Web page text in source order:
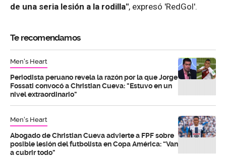
de una seria lesión a la rodilla", expresó 'RedGol'.
Te recomendamos
Men's Heart
Periodista peruano revela la razón por la que Jorge
Fossati convocó a Christian Cueva: "Estuvo en un
nivel extraordinario"
Men's Heart
Abogado de Christian Cueva advierte a FPF sobre
posible lesión del futbolista en Copa América: “Van
a cubrir todo"